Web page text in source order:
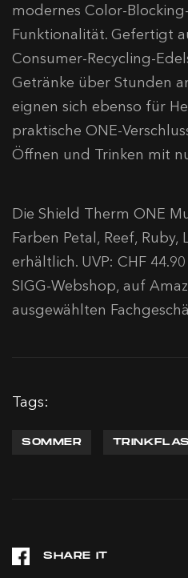
modernes Color-
Funktionalität. Gefertigt
Consumer-Recycling-
Getränke über Stunden
eignen sich ebenso für
praktische ONE-
Öffnen und Trinken mit
Die Shield Therm ONE
Farben Petal, Reef, Ruby,
erhältlich. UVP: CHF
SIGG-Webshop, auf
ausgewählten
Tags:
SOMMER